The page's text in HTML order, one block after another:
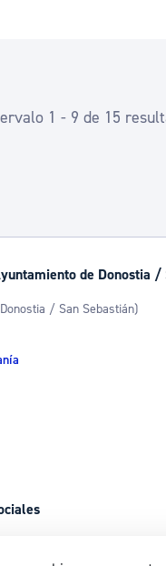
1 - 9 de 15
de Donostia /
/ San Sebastián)